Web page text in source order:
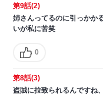
第9話(2)
姉さんってるのに引っかか
いが私に苦笑
0
第8話(3)
盗賊に拉致られるんですね